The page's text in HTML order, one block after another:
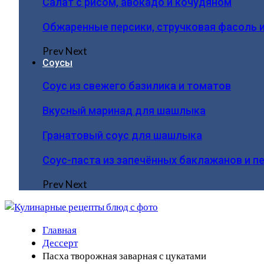
Обжаренные персики, стручковая фасоль
PrevNext
Соусы
Соус из свежего базилика и томатов
Вкусный маринад для шашлыка
Гранатовый соус для шашлыка
Соус-паста из запечённых баклажанов и
PrevNext
Главная
Дессерт
Пасха творожная заварная с цукатами